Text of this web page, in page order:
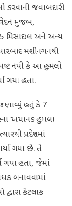
કરવાની જવાબદારી
મુજબ,
મિસાઇલ અને અન્ય
મશીનગનથી
નથી કે આ હુમલો
ગયા હતા.
હતું કે 7
અચાનક હુમલા
પ્રદેશમાં
ગયા છે. તે
ગયા હતા, જેમાં
બનાવવામાં
કેટલાક